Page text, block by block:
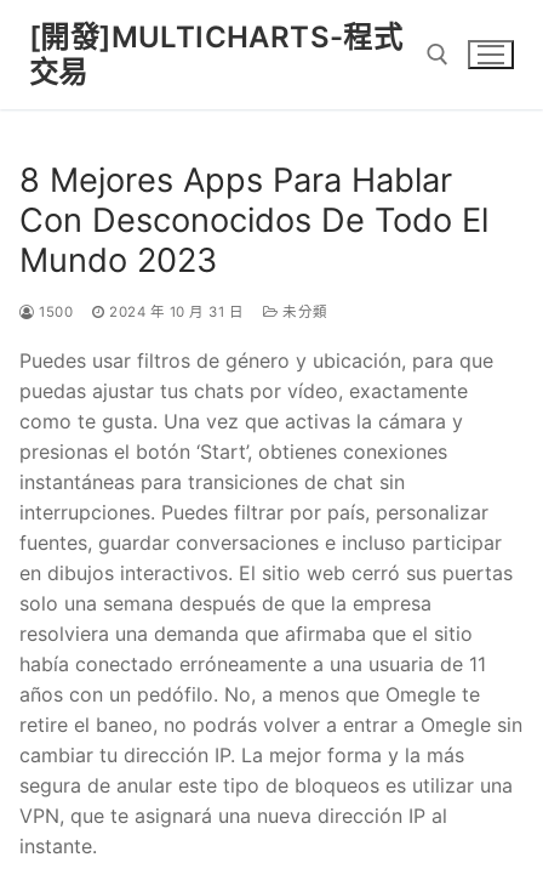
content
[開發]MULTICHARTS-程式
交易
8 Mejores Apps Para Hablar
Con Desconocidos De Todo El
Mundo 2023
1500 2024 年 10 月 31 日 未分類
Puedes usar filtros de género y ubicación, para que
puedas ajustar tus chats por vídeo, exactamente
como te gusta. Una vez que activas la cámara y
presionas el botón ‘Start’, obtienes conexiones
instantáneas para transiciones de chat sin
interrupciones. Puedes filtrar por país, personalizar
fuentes, guardar conversaciones e incluso participar
en dibujos interactivos. El sitio web cerró sus puertas
solo una semana después de que la empresa
resolviera una demanda que afirmaba que el sitio
había conectado erróneamente a una usuaria de 11
años con un pedófilo. No, a menos que Omegle te
retire el baneo, no podrás volver a entrar a Omegle sin
cambiar tu dirección IP. La mejor forma y la más
segura de anular este tipo de bloqueos es utilizar una
VPN, que te asignará una nueva dirección IP al
instante.